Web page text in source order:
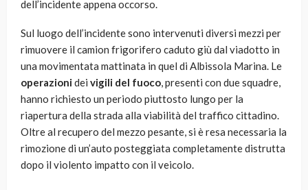
dell’incidente appena occorso.
Sul luogo dell’incidente sono intervenuti diversi mezzi per
rimuovere il camion frigorifero caduto giù dal viadotto in
una movimentata mattinata in quel di Albissola Marina. Le
operazionidei vigili del fuoco, presenti con due squadre,
hanno richiesto un periodo piuttosto lungo per la
riapertura della strada alla viabilità del traffico cittadino.
Oltre al recupero del mezzo pesante, si è resa necessaria la
rimozione di un’auto posteggiata completamente distrutta
dopo il violento impatto con il veicolo.